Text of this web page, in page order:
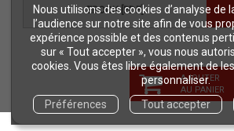
Nous utilisons des cookies d’analyse de
l’audience sur notre site afin de vous
expérience possible et des contenus
sur « Tout accepter », vous nous
cookies. Vous êtes libre également de
personnaliser.
Préférences
Tout accepter
EBOOK [PDF]
AJOUTER
AU PANIER
NOTRE SITE
Quae © 2018
Mentions légales
Déclaration